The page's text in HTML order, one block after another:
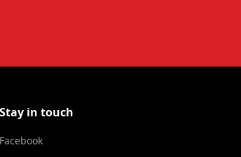
Stay in touch
Facebook